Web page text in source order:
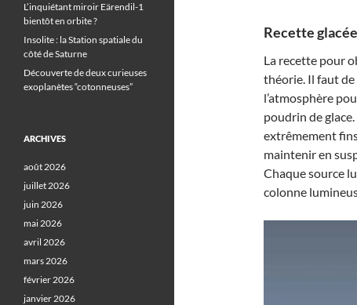
Recette
La recette pour
théorie. Il faut de
l’atmosphère
poudrin de
extrêmement
maintenir en
Chaque source
colonne
L’inquiétant miroir Eärendil-1
bientôt en orbite ?
Insolite : la Station spatiale du
côté de Saturne
Découverte de deux curieuses
exoplanètes “cotonneuses”
ARCHIVES
août 2026
juillet 2026
juin 2026
mai 2026
avril 2026
mars 2026
février 2026
janvier 2026